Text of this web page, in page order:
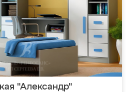
"Александр"